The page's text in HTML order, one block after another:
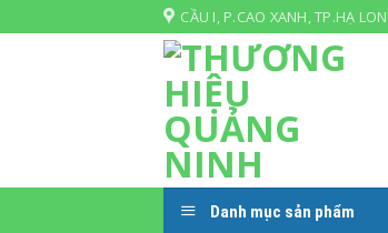
to
CẦU I, P.CAO XANH, TP.HẠ
Danh mục sản phẩm